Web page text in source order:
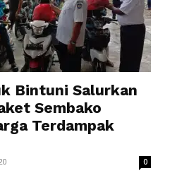
Bintuni Salurkan
Sembako
Terdampak
0